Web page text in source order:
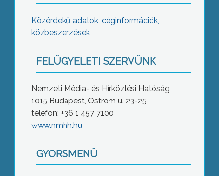
Közérdekű adatok, céginformációk,
közbeszerzések
FELÜGYELETI SZERVÜNK
Nemzeti Média- és Hírközlési Hatóság
1015 Budapest, Ostrom u. 23-25
telefon: +36 1 457 7100
www.nmhh.hu
GYORSMENÜ